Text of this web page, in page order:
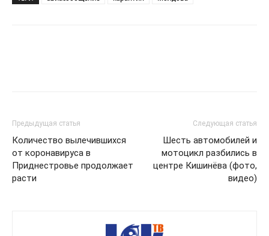
Предыдущая статья
Количество вылечившихся
от коронавируса в
Приднестровье продолжает
расти
Следующая статья
Шесть автомобилей и
мотоцикл разбились в
центре Кишинёва (фото,
видео)